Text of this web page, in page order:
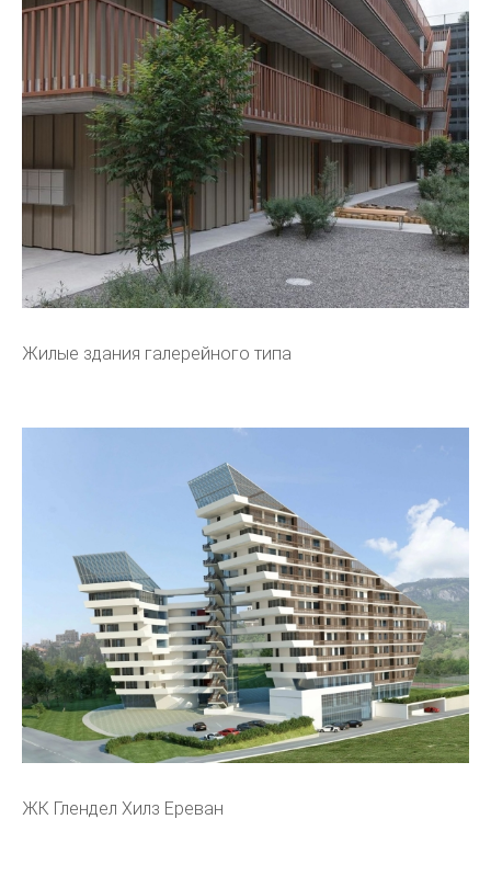
Жилые здания галерейного типа
ЖК Глендел Хилз Ереван